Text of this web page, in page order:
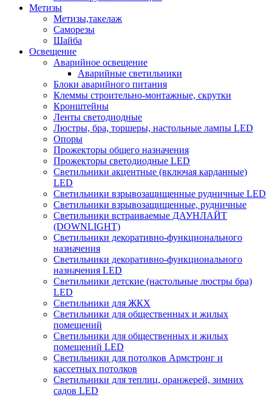
Метизы
Метизы,такелаж
Саморезы
Шайба
Освещение
Аварийное освещение
Аварийные светильники
Блоки аварийного питания
Клеммы строительно-монтажные, скрутки
Кронштейны
Ленты светодиодные
Люстры, бра, торшеры, настольные лампы LED
Опоры
Прожекторы общего назначения
Прожекторы светодиодные LED
Светильники акцентные (включая карданные)
LED
Светильники взрывозащищенные рудничные LED
Светильники взрывозащищенные, рудничные
Светильники встраиваемые ДАУНЛАЙТ
(DOWNLIGHT)
Светильники декоративно-функционального
назначения
Светильники декоративно-функционального
назначения LED
Светильники детские (настольные люстры бра)
LED
Светильники для ЖКХ
Светильники для общественных и жилых
помещений
Светильники для общественных и жилых
помещений LED
Светильники для потолков Армстронг и
кассетных потолков
Светильники для теплиц, оранжерей, зимних
садов LED